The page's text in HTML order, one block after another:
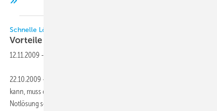
Schnelle Lösungen nicht nur für Notfälle
Vorteile der temporären
12.11.2009 -
22.10.2009 - Gibt es einen Defekt, der nicht schnell behoben werden
kann, muss die Kältefachfirma innerhalb weniger Stunden für eine
Notlösung sorgen. Das Mietunternehmen Coolworld verfüge über